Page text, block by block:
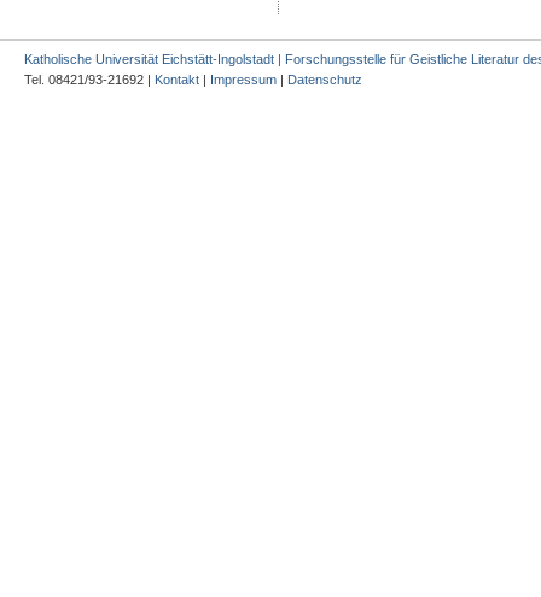
Katholische Universität Eichstätt-Ingolstadt | Forschungsstelle für Geistliche Literatur
Tel. 08421/93-21692 | Kontakt | Impressum | Datenschutz